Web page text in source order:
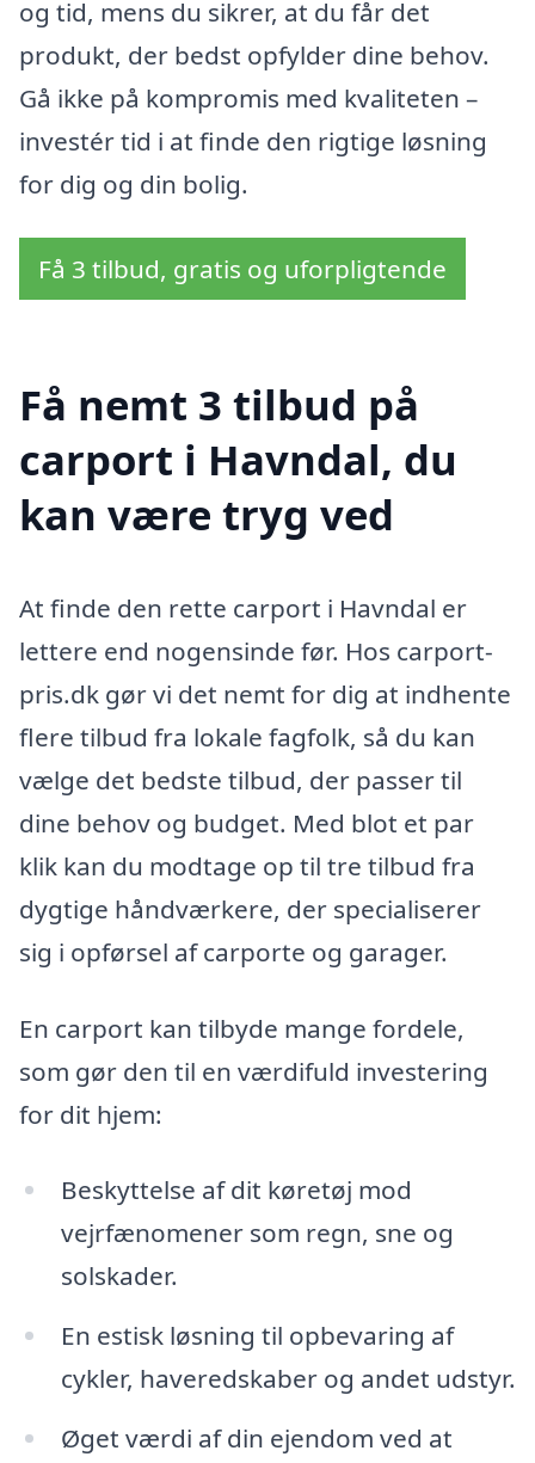
og tid, mens du sikrer, at du får det
produkt, der bedst opfylder dine behov.
Gå ikke på kompromis med kvaliteten –
investér tid i at finde den rigtige løsning
for dig og din bolig.
Få 3 tilbud, gratis og uforpligtende
Få nemt 3 tilbud på
carport i Havndal, du
kan være tryg ved
At finde den rette carport i Havndal er
lettere end nogensinde før. Hos carport-
pris.dk gør vi det nemt for dig at indhente
flere tilbud fra lokale fagfolk, så du kan
vælge det bedste tilbud, der passer til
dine behov og budget. Med blot et par
klik kan du modtage op til tre tilbud fra
dygtige håndværkere, der specialiserer
sig i opførsel af carporte og garager.
En carport kan tilbyde mange fordele,
som gør den til en værdifuld investering
for dit hjem:
Beskyttelse af dit køretøj mod
vejrfænomener som regn, sne og
solskader.
En estisk løsning til opbevaring af
cykler, haveredskaber og andet udstyr.
Øget værdi af din ejendom ved at